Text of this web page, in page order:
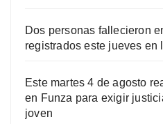
Dos personas fallecieron
registrados este jueves en
Este martes 4 de agosto
en Funza para exigir
joven